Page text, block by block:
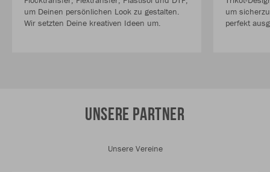
um Deinen persönlichen Look zu gestalten.
Wir setzten Deine kreativen Ideen um.
um
perfekt
UNSERE PARTNER
Unsere Vereine